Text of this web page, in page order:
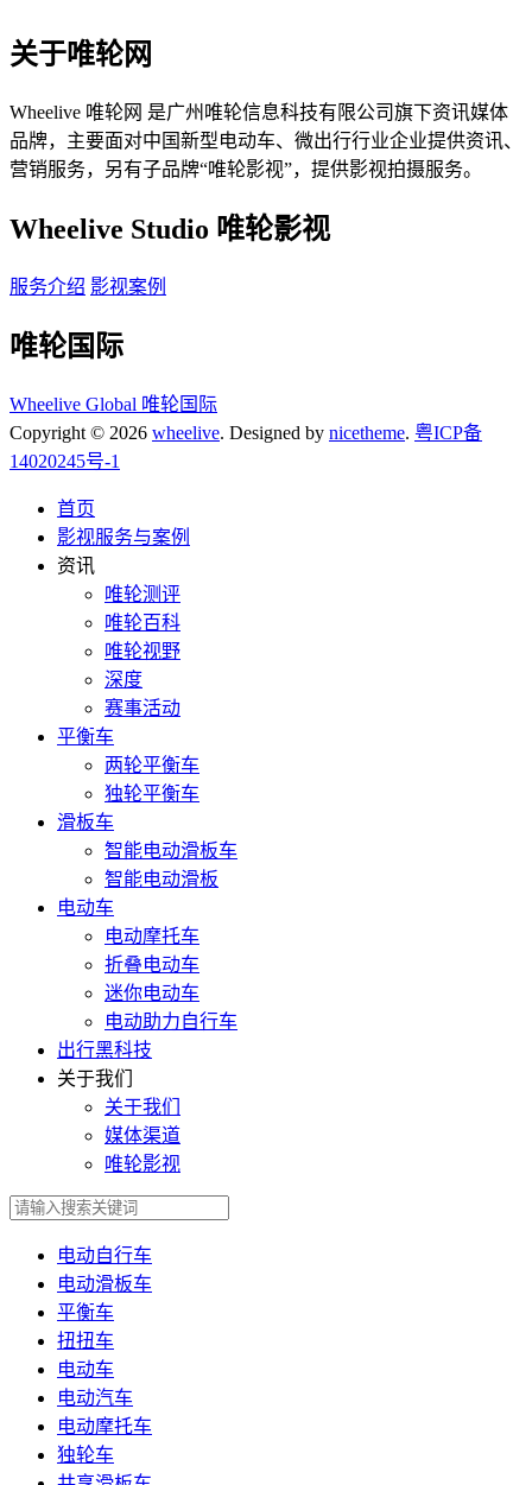
关于唯轮网
Wheelive 唯轮网 是广州唯轮信息科技有限公司旗下资讯媒体
品牌，主要面对中国新型电动车、微出行行业企业提供资讯、
营销服务，另有子品牌“唯轮影视”，提供影视拍摄服务。
Wheelive Studio 唯轮影视
服务介绍 影视案例
唯轮国际
Wheelive Global 唯轮国际
Copyright © 2026 wheelive. Designed by nicetheme. 粤ICP备
14020245号-1
首页
影视服务与案例
资讯
唯轮测评
唯轮百科
唯轮视野
深度
赛事活动
平衡车
两轮平衡车
独轮平衡车
滑板车
智能电动滑板车
智能电动滑板
电动车
电动摩托车
折叠电动车
迷你电动车
电动助力自行车
出行黑科技
关于我们
关于我们
媒体渠道
唯轮影视
电动自行车
电动滑板车
平衡车
扭扭车
电动车
电动汽车
电动摩托车
独轮车